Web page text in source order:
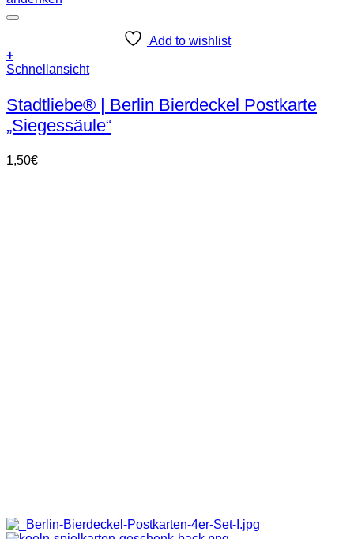
Add to wishlist
+
Schnellansicht
Stadtliebe® | Berlin Bierdeckel Postkarte
„Siegessäule“
1,50€